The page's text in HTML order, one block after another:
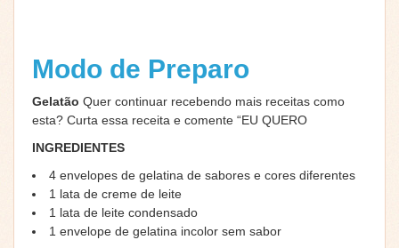
Modo de Preparo
Gelatão Quer continuar recebendo mais receitas como
esta? Curta essa receita e comente “EU QUERO
INGREDIENTES
4 envelopes de gelatina de sabores e cores diferentes
1 lata de creme de leite
1 lata de leite condensado
1 envelope de gelatina incolor sem sabor